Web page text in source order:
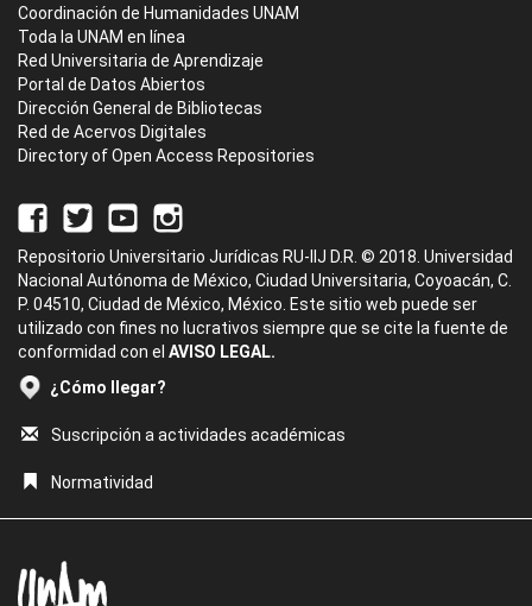
Coordinación de Humanidades UNAM
Toda la UNAM en línea
Red Universitaria de Aprendizaje
Portal de Datos Abiertos
Dirección General de Bibliotecas
Red de Acervos Digitales
Directory of Open Access Repositories
Repositorio Universitario Jurídicas RU-IIJ D.R. © 2018. Universidad
Nacional Autónoma de México, Ciudad Universitaria, Coyoacán, C.
P. 04510, Ciudad de México, México. Este sitio web puede ser
utilizado con fines no lucrativos siempre que se cite la fuente de
conformidad con el AVISO LEGAL.
¿Cómo llegar?
Suscripción a actividades académicas
Normatividad